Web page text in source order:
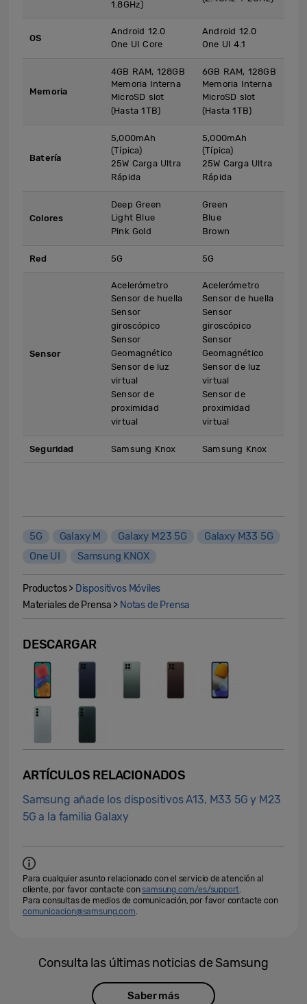
1.8GHz)
OS
Android 12.0
One UI Core
Android 12.0
One UI 4.1
Memoria
4GB RAM, 128GB
Memoria Interna
MicroSD slot
(Hasta 1TB)
6GB RAM, 128GB
Memoria Interna
MicroSD slot
(Hasta 1TB)
Batería
5,000mAh
(Típica)
25W Carga Ultra
Rápida
5,000mAh
(Típica)
25W Carga Ultra
Rápida
Colores
Deep Green
Light Blue
Pink Gold
Green
Blue
Brown
Red 5G 5G
Sensor
Acelerómetro
Sensor de huella
Sensor
giroscópico
Sensor
Geomagnético
Sensor de luz
virtual
Sensor de
proximidad
virtual
Acelerómetro
Sensor de huella
Sensor
giroscópico
Sensor
Geomagnético
Sensor de luz
virtual
Sensor de
proximidad
virtual
Seguridad Samsung Knox Samsung Knox
5G Galaxy M Galaxy M23 5G
Galaxy M33 5G
One UI
Samsung KNOX
Productos > Dispositivos Móviles
Materiales de Prensa > Notas de Prensa
DESCARGAR
ARTÍCULOS RELACIONADOS
Samsung añade los dispositivos A13, M33 5G y M23
5G a la familia Galaxy
Para cualquier asunto relacionado con el servicio de atención al
cliente, por favor contacte consamsung.com/es/support.
Para consultas de medios de comunicación, por favor contacte con
comunicacion@samsung.com.
Consulta las últimas noticias de Samsung
Saber más